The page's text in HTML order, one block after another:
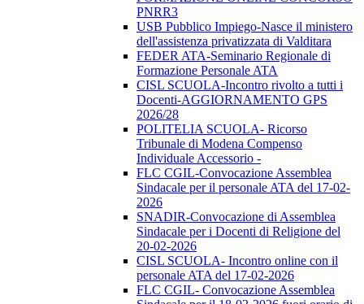
PNRR3
USB Pubblico Impiego-Nasce il ministero
dell'assistenza privatizzata di Valditara
FEDER ATA-Seminario Regionale di
Formazione Personale ATA
CISL SCUOLA-Incontro rivolto a tutti i
Docenti-AGGIORNAMENTO GPS
2026/28
POLITELIA SCUOLA- Ricorso
Tribunale di Modena Compenso
Individuale Accessorio -
FLC CGIL-Convocazione Assemblea
Sindacale per il personale ATA del 17-02-
2026
SNADIR-Convocazione di Assemblea
Sindacale per i Docenti di Religione del
20-02-2026
CISL SCUOLA- Incontro online con il
personale ATA del 17-02-2026
FLC CGIL- Convocazione Assemblea